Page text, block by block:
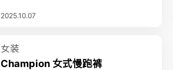
2025.10.07
女装
Champion 女式慢跑裤